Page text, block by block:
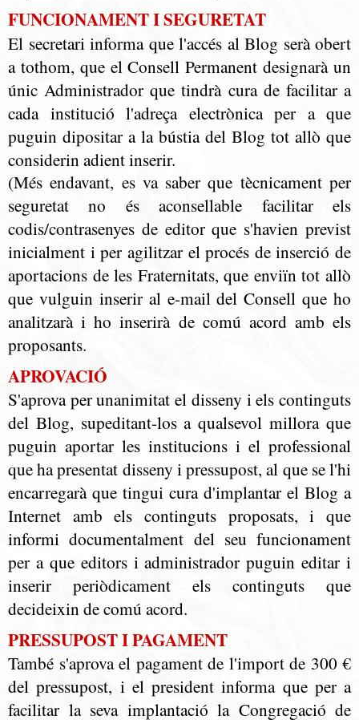
FUNCIONAMENT I SEGURETAT
El secretari informa que l'accés al Blog serà obert
a tothom, que el Consell Permanent designarà un
únic Administrador que tindrà cura de facilitar a
cada institució l'adreça electrònica per a que
puguin dipositar a la bústia del Blog tot allò que
considerin adient inserir.
(Més endavant, es va saber que tècnicament per
seguretat no és aconsellable facilitar els
codis/contrasenyes de editor que s'havien previst
inicialment i per agilitzar el procés de inserció de
aportacions de les Fraternitats, que enviïn tot allò
que vulguin inserir al e-mail del Consell que ho
analitzarà i ho inserirà de comú acord amb els
proposants.
APROVACIÓ
S'aprova per unanimitat el disseny i els continguts
del Blog, supeditant-los a qualsevol millora que
puguin aportar les institucions i el professional
que ha presentat disseny i pressupost, al que se l'hi
encarregarà que tingui cura d'implantar el Blog a
Internet amb els continguts proposats, i que
informi documentalment del seu funcionament
per a que editors i administrador puguin editar i
inserir periòdicament els continguts que
decideixin de comú acord.
PRESSUPOST I PAGAMENT
També s'aprova el pagament de l'import de 300 €
del pressupost, i el president informa que per a
facilitar la seva implantació la Congregació de